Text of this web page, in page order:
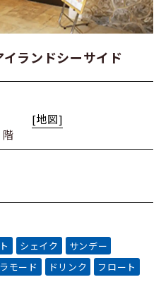
ランドシーサイド
[地図]
シェイク
サンデー
モード ドリンク
フロート